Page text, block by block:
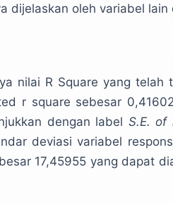
dijelaskan oleh variabel
nilai R Square yang telah
r square sebesar
dengan label S.E. of
deviasi variabel
17,45955 yang dapat